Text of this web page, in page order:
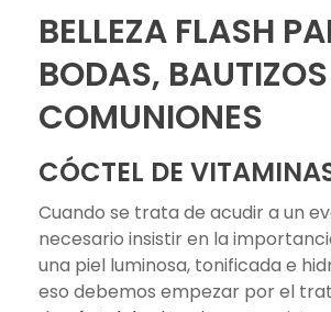
BELLEZA FLASH
BODAS,
COMUNIONES
CÓCTEL DE
Cuando se trata de acudir a un
necesario insistir en la
una piel luminosa, tonificada e
eso debemos empezar por el